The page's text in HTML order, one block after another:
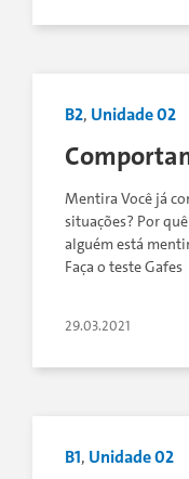
B2, Unidade 02
Mentira Você já
situações? Por
alguém está
Faça o teste Gafes
29.03.2021
B1, Unidade 02